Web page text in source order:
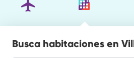
Busca habitaciones en